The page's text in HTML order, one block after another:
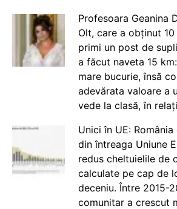
Profesoara Geanina
Olt, care a obținut
primi un post de
a făcut naveta 15
mare bucurie, însă
adevărata valoare a
vede la clasă, în
Unici în UE:
din întreaga Uniune
redus cheltuielile de
calculate pe cap de
deceniu. Între 2015-
comunitar a crescut